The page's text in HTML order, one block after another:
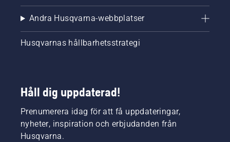
Andra Husqvarna-webbplatser
Husqvarnas hållbarhetsstrategi
Håll dig uppdaterad!
Prenumerera idag för att få uppdateringar,
nyheter, inspiration och erbjudanden från
Husqvarna.